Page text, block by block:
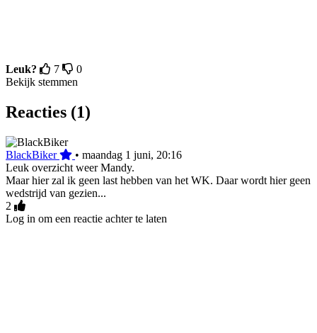
Leuk? 7
0
Bekijk stemmen
Reacties (1)
BlackBiker • maandag 1 juni, 20:16
Leuk overzicht weer Mandy.
Maar hier zal ik geen last hebben van het WK. Daar wordt hier geen
wedstrijd van gezien...
2
Log in om een reactie achter te laten